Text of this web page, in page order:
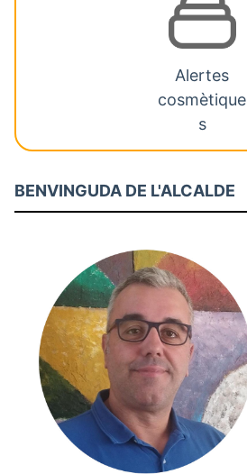
Alertes
cosmètique
s
BENVINGUDA DE L'ALCALDE